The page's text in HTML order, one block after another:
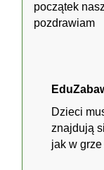
początek
pozdrawiam
Dzieci
znajdują
jak w